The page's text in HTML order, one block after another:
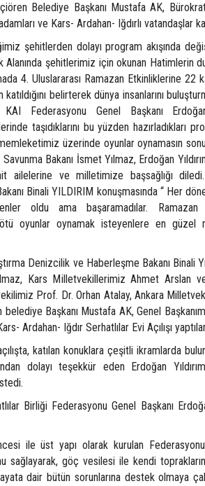
Belediye Başkanı Mustafa AK,
ve Kars- Ardahan- Iğdırlı vatandaşlar
şehitlerden dolayı program akışında
şehitlerimiz için okunan Hatimlerin
4. Uluslararası Ramazan Etkinliklerine 22
belirterek dünya insanlarını
Federasyonu Genel Başkanı Erdoğan
taşıdıklarını bu yüzden hazırladıkları
üzerinde oyunlar oynamasın
Bakanı İsmet Yılmaz, Erdoğan
ve milletimize başsağlığı diledi.
Binali YILDIRIM konuşmasında “ Her
oldu ama başaramadılar. Ramazan
oyunlar oynamak isteyenlere en güzel
Denizcilik ve Haberleşme Bakanı Binali
Kars Milletvekillerimiz Ahmet Arslan
Prof. Dr. Orhan Atalay, Ankara
Başkanı Mustafa AK, Genel
Ardahan- Iğdır Serhatlılar Evi Açılışı
katılan konuklara çeşitli ikramlarda
dolayı teşekkür eden Erdoğan
Birliği Federasyonu Genel Başkanı
ile üst yapı olarak kurulan
sağlayarak, göç vesilesi ile kendi
dair bütün sorunlarına destek olmaya